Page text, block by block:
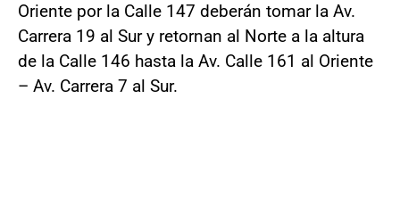
Oriente por la Calle 147 deberán tomar la Av.
Carrera 19 al Sur y retornan al Norte a la altura
de la Calle 146 hasta la Av. Calle 161 al Oriente
– Av. Carrera 7 al Sur.